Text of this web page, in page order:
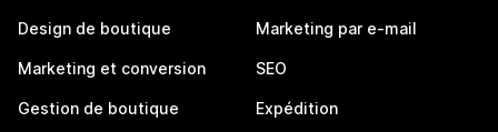
Design de boutique
Marketing et conversion
Gestion de boutique
Marketing par e-mail
SEO
Expédition